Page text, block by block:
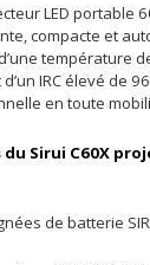
LED portable
compacte et
température
IRC élevé de
en toute
Sirui C60X
de batterie